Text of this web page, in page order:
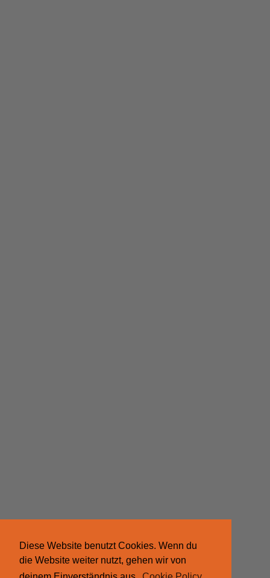
Diese Website benutzt Cookies. Wenn du
die Website weiter nutzt, gehen wir von